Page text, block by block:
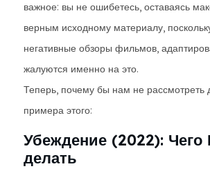
важное: вы не ошибетесь, оставаясь
верным исходному материалу,
негативные обзоры фильмов,
жалуются именно на это.
Теперь, почему бы нам не рассмотреть
примера этого:
Убеждение (2022): Чего
делать